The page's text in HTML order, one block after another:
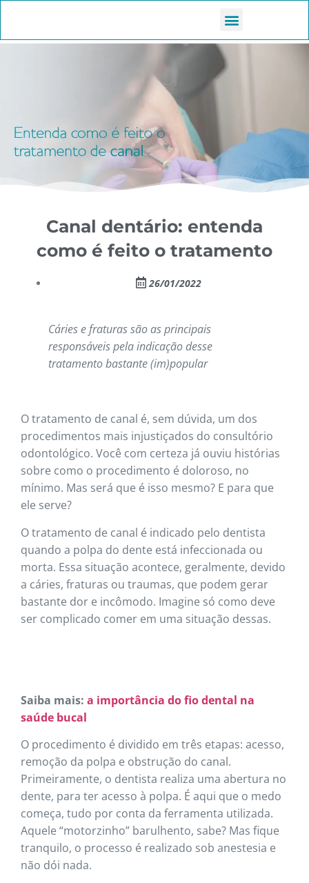
Canal dentário: entenda
como é feito o tratamento
26/01/2022
Cáries e fraturas são as principais
responsáveis pela indicação desse
tratamento bastante (im)popular
O tratamento de canal é, sem dúvida, um dos
procedimentos mais injustiçados do consultório
odontológico. Você com certeza já ouviu histórias
sobre como o procedimento é doloroso, no
mínimo. Mas será que é isso mesmo? E para que
ele serve?
O tratamento de canal é indicado pelo dentista
quando a polpa do dente está infeccionada ou
morta. Essa situação acontece, geralmente, devido
a cáries, fraturas ou traumas, que podem gerar
bastante dor e incômodo. Imagine só como deve
ser complicado comer em uma situação dessas.
Saiba mais: a importância do fio dental na
saúde bucal
O procedimento é dividido em três etapas: acesso,
remoção da polpa e obstrução do canal.
Primeiramente, o dentista realiza uma abertura no
dente, para ter acesso à polpa. É aqui que o medo
começa, tudo por conta da ferramenta utilizada.
Aquele “motorzinho” barulhento, sabe? Mas fique
tranquilo, o processo é realizado sob anestesia e
não dói nada.